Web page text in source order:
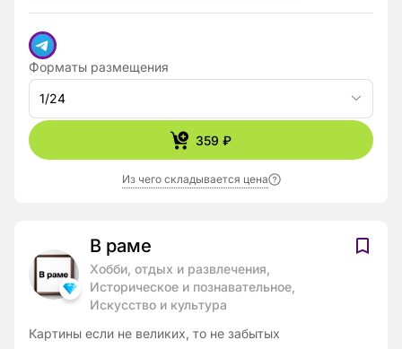
Форматы размещения
1/24
359 ₽
Из чего складывается цена
В раме
Хобби, отдых и развлечения,
Историческое и познавательное,
Искусство и культура
Картины если не великих, то не забытых